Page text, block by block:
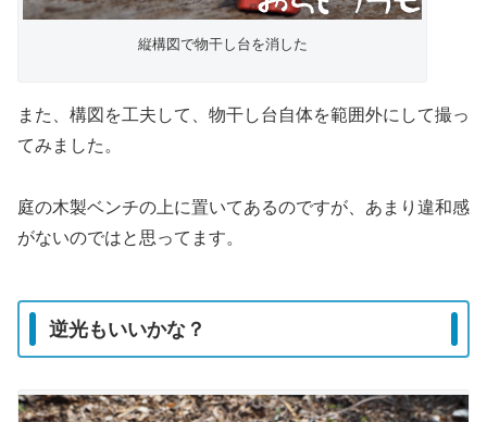
縦構図で物干し台を消した
また、構図を工夫して、物干し台自体を範囲外にして撮っ
てみました。
庭の木製ベンチの上に置いてあるのですが、あまり違和感
がないのではと思ってます。
逆光もいいかな？